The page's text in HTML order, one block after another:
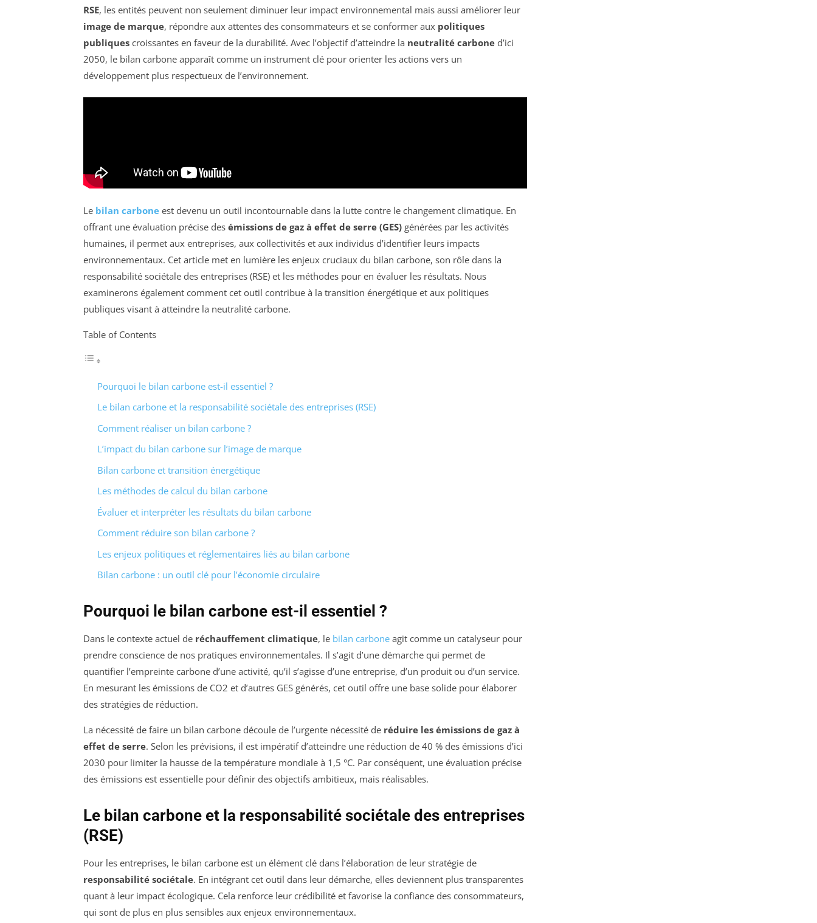
RSE, les entités peuvent non seulement diminuer leur impact environnemental mais aussi améliorer leur
image de marque, répondre aux attentes des consommateurs et se conformer aux politiques
publiques croissantes en faveur de la durabilité. Avec l’objectif d’atteindre la neutralité carbone d’ici
2050, le bilan carbone apparaît comme un instrument clé pour orienter les actions vers un
développement plus respectueux de l’environnement.
Le bilan carbone est devenu un outil incontournable dans la lutte contre le changement climatique. En
offrant une évaluation précise des émissions de gaz à effet de serre (GES) générées par les activités
humaines, il permet aux entreprises, aux collectivités et aux individus d’identifier leurs impacts
environnementaux. Cet article met en lumière les enjeux cruciaux du bilan carbone, son rôle dans la
responsabilité sociétale des entreprises (RSE) et les méthodes pour en évaluer les résultats. Nous
examinerons également comment cet outil contribue à la transition énergétique et aux politiques
publiques visant à atteindre la neutralité carbone.
Table of Contents
Pourquoi le bilan carbone est-il essentiel ?
Le bilan carbone et la responsabilité sociétale des entreprises (RSE)
Comment réaliser un bilan carbone ?
L’impact du bilan carbone sur l’image de marque
Bilan carbone et transition énergétique
Les méthodes de calcul du bilan carbone
Évaluer et interpréter les résultats du bilan carbone
Comment réduire son bilan carbone ?
Les enjeux politiques et réglementaires liés au bilan carbone
Bilan carbone : un outil clé pour l’économie circulaire
Pourquoi le bilan carbone est-il essentiel ?
Dans le contexte actuel de réchauffement climatique, le bilan carbone agit comme un catalyseur pour
prendre conscience de nos pratiques environnementales. Il s’agit d’une démarche qui permet de
quantifier l’empreinte carbone d’une activité, qu’il s’agisse d’une entreprise, d’un produit ou d’un service.
En mesurant les émissions de CO2 et d’autres GES générés, cet outil offre une base solide pour élaborer
des stratégies de réduction.
La nécessité de faire un bilan carbone découle de l’urgente nécessité de réduire les émissions de gaz à
effet de serre. Selon les prévisions, il est impératif d’atteindre une réduction de 40 % des émissions d’ici
2030 pour limiter la hausse de la température mondiale à 1,5 °C. Par conséquent, une évaluation précise
des émissions est essentielle pour définir des objectifs ambitieux, mais réalisables.
Le bilan carbone et la responsabilité sociétale des entreprises
(RSE)
Pour les entreprises, le bilan carbone est un élément clé dans l’élaboration de leur stratégie de
responsabilité sociétale. En intégrant cet outil dans leur démarche, elles deviennent plus transparentes
quant à leur impact écologique. Cela renforce leur crédibilité et favorise la confiance des consommateurs,
qui sont de plus en plus sensibles aux enjeux environnementaux.